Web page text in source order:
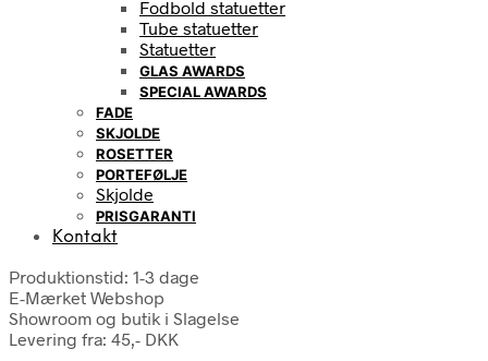
Fodbold statuetter
Tube statuetter
Statuetter
GLAS AWARDS
SPECIAL AWARDS
FADE
SKJOLDE
ROSETTER
PORTEFØLJE
Skjolde
PRISGARANTI
Kontakt
Produktionstid: 1-3 dage
E-Mærket Webshop
Showroom og butik i Slagelse
Levering fra: 45,- DKK